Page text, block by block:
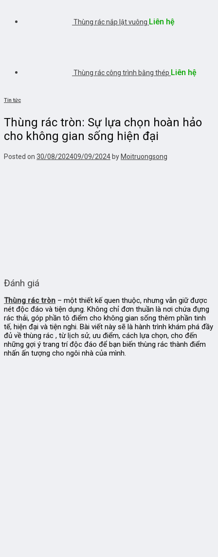
Thùng rác nắp lật vuông Liên hệ
Thùng rác công trình bằng thép Liên hệ
Tin tức
Thùng rác tròn: Sự lựa chọn hoàn hảo
cho không gian sống hiện đại
Posted on 30/08/202409/09/2024 by Moitruongsong
Đánh giá
Thùng rác tròn – một thiết kế quen thuộc, nhưng vẫn giữ được
nét độc đáo và tiện dụng. Không chỉ đơn thuần là nơi chứa đựng
rác thải, góp phần tô điểm cho không gian sống thêm phần tinh
tế, hiện đại và tiện nghi. Bài viết này sẽ là hành trình khám phá đầy
đủ về thùng rác , từ lịch sử, ưu điểm, cách lựa chọn, cho đến
những gợi ý trang trí độc đáo để bạn biến thùng rác thành điểm
nhấn ấn tượng cho ngôi nhà của mình.